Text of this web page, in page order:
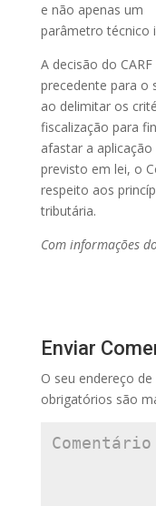
e não apenas um
parâmetro técnico
A decisão do
precedente para o
ao delimitar os
fiscalização para
afastar a
previsto em lei, o
respeito aos
tributária.
Com informações do
Enviar
O seu endereço
obrigatórios são